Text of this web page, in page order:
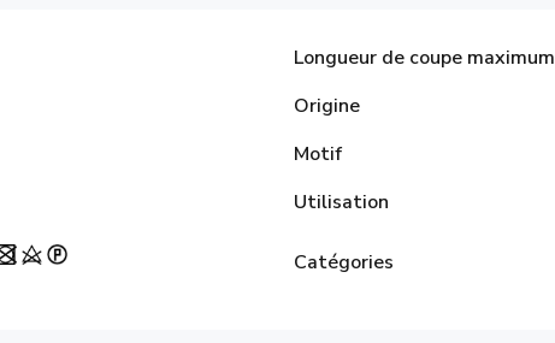
Longueur de coupe maximum
Origine
Motif
Utilisation
Catégories